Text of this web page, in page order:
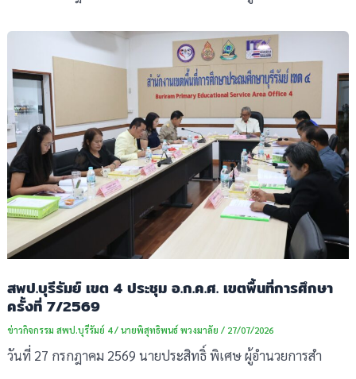
สพป.บุรีรัมย์ เขต 4 ประชุม อ.ก.ค.ศ. เขตพื้นที่การศึกษา
ครั้งที่ 7/2569
ข่าวกิจกรรม สพป.บุรีรัมย์ 4/ นายพิสุทธิพนธ์ พวงมาลัย / 27/07/2026
วันที่ 27 กรกฎาคม 2569 นายประสิทธิ์ พิเศษ ผู้อำนวยการสำ